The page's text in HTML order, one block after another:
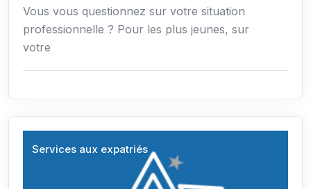
Vous vous questionnez sur votre situation
professionnelle ? Pour les plus jeunes, sur
votre
Services aux expatriés